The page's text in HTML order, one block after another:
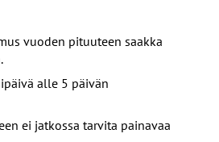
vuoden pituuteen saakka
alle 5 päivän
ei jatkossa tarvita painavaa